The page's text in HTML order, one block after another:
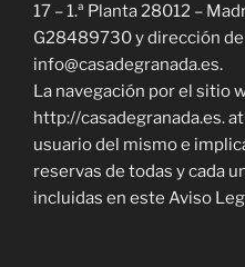
17 – 1.ª Planta 28012 –
G28489730 y dirección
info@casadegranada.es.
La navegación por el sitio
http://casadegranada.es.
usuario del mismo e
reservas de todas y cada
incluidas en este Aviso